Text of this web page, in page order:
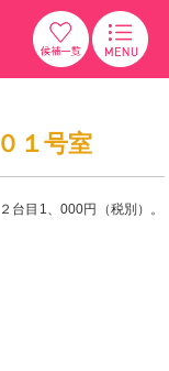
１号室
台目1、000円（税別）。